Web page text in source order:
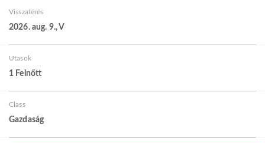
Visszatérés
2026. aug. 9., V
Utasok
1 Felnőtt
Class
Gazdaság